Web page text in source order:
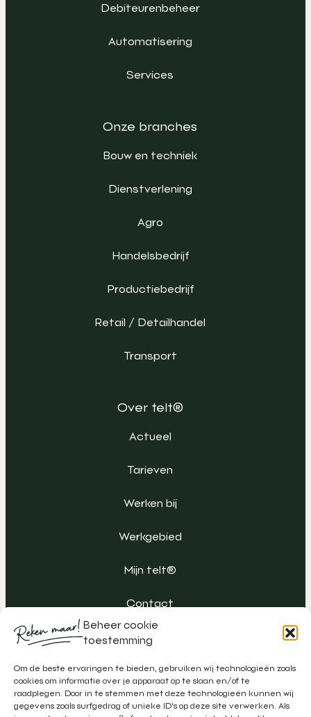
Beheer cookie
toestemming
Om de beste ervaringen te bieden, gebruiken wij technologieën zoals
cookies om informatie over je apparaat op te slaan en/of te
raadplegen. Door in te stemmen met deze technologieën kunnen wij
gegevens zoals surfgedrag of unieke ID's op deze site verwerken. Als
Debiteurenbeheer
Automatisering
Services
Onze branches
Bouw en techniek
Dienstverlening
Agro
Handelsbedrijf
Productiebedrijf
Retail / Detailhandel
Transport
Over telt®
Actueel
Tarieven
Werken bij
Werkgebied
Mijn telt®
Contact